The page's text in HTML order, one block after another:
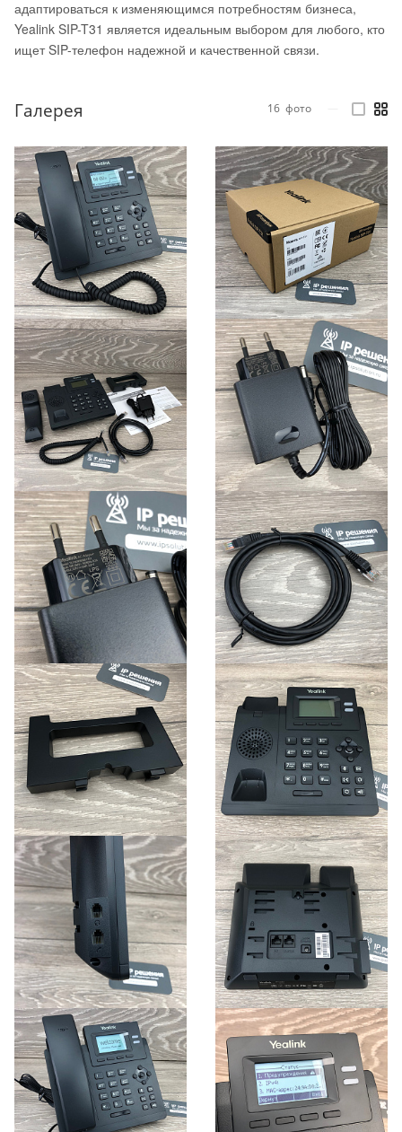
адаптироваться к изменяющимся потребностям бизнеса,
Yealink SIP-T31 является идеальным выбором для любого, кто
ищет SIP-телефон надежной и качественной связи.
Галерея 16 фото